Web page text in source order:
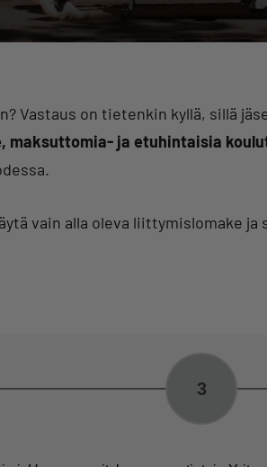
Vastaus on tietenkin kyllä, sillä
maksuttomia- ja etuhintaisia
vain alla oleva liittymislomake ja